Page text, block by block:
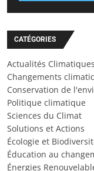
CATÉGORIES
Actualités Climatiques
Changements
Conservation de
Politique climatique
Sciences du Climat
Solutions et Actions
Écologie et
Éducation au
Énergies